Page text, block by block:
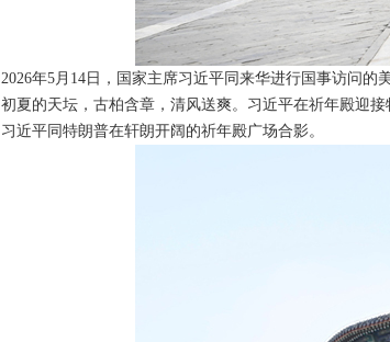
2026年5月14日，国家主席习近平同来华进行国事访问的
初夏的天坛，古柏含章，清风送爽。习近平在祈年殿迎接
习近平同特朗普在轩朗开阔的祈年殿广场合影。